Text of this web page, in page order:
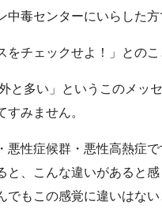
毒センターにいらした方
チェックせよ！」とのこ
と多い」というこのメッ
みません。
性症候群・悪性高熱症
と、こんな違いがあると
もこの感覚に違いはない